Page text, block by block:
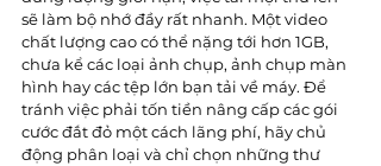
sẽ làm bộ nhớ đầy rất nhanh. Một video
chất lượng cao có thể nặng tới hơn 1GB,
chưa kể các loại ảnh chụp, ảnh chụp màn
hình hay các tệp lớn bạn tải về máy. Để
tránh việc phải tốn tiền nâng cấp các gói
cước đắt đỏ một cách lãng phí, hãy chủ
động phân loại và chỉ chọn những thư